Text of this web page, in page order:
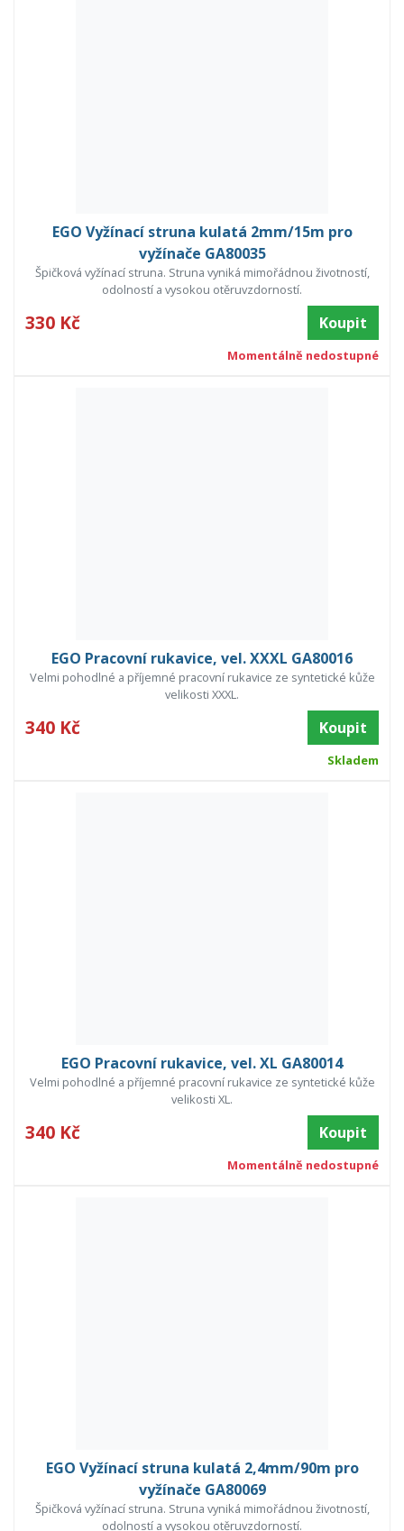
EGO Vyžínací struna kulatá 2mm/15m pro
vyžínače GA80035
Špičková vyžínací struna. Struna vyniká mimořádnou životností,
odolností a vysokou otěruvzdorností.
330 Kč Koupit
Momentálně nedostupné
EGO Pracovní rukavice, vel. XXXL GA80016
Velmi pohodlné a příjemné pracovní rukavice ze syntetické kůže
velikosti XXXL.
340 Kč Koupit
Skladem
EGO Pracovní rukavice, vel. XL GA80014
Velmi pohodlné a příjemné pracovní rukavice ze syntetické kůže
velikosti XL.
340 Kč Koupit
Momentálně nedostupné
EGO Vyžínací struna kulatá 2,4mm/90m pro
vyžínače GA80069
Špičková vyžínací struna. Struna vyniká mimořádnou životností,
odolností a vysokou otěruvzdorností.